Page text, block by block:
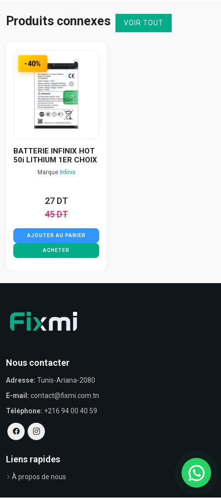
Produits connexes VOIR TOUT
-40%
BATTERIE INFINIX HOT
50i LITHIUM 1ER CHOIX
Marque Infinix
27 DT
45 DT
AJOUTER AU PANIER
ACHETER
Nous contacter
Adresse: Tunis-Ariana-2080
E-mail: contact@fixmi.com.tn
Téléphone: +216 94 00 40 59
Liens rapides
À propos de nous